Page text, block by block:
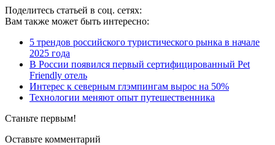
Поделитесь статьей в соц. сетях:
Вам также может быть интересно:
5 трендов российского туристического рынка в начале
2025 года
В России появился первый сертифицированный Pet
Friendly отель
Интерес к северным глэмпингам вырос на 50%
Технологии меняют опыт путешественника
Станьте первым!
Оставьте комментарий